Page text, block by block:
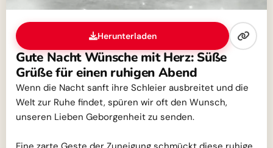
Herunterladen
Gute Nacht Wünsche mit Herz: Süße
Grüße für einen ruhigen Abend
Wenn die Nacht sanft ihre Schleier ausbreitet und die
Welt zur Ruhe findet, spüren wir oft den Wunsch,
unseren Lieben Geborgenheit zu senden.